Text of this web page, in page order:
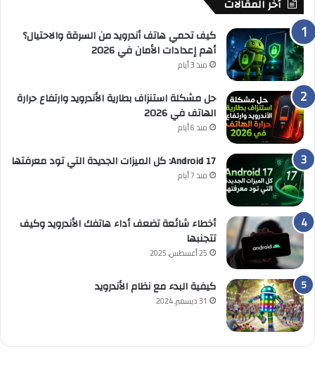
أخر المقالات
كيف تحمي هاتف أندرويد من السرقة والاحتيال؟
أهم إعدادات الأمان في 2026
منذ 3 أيام
حل مشكلة استنزاف بطارية الأندرويد وارتفاع حرارة
الهاتف في 2026
منذ 6 أيام
Android 17: كل الميزات الجديدة التي تود معرفتها
منذ 7 أيام
أخطاء شائعة تضعف أداء هاتفك الأندرويد وكيف
تتجنبها
25 أغسطس, 2025
كيفية البدء مع نظام الأندرويد
31 ديسمبر, 2024